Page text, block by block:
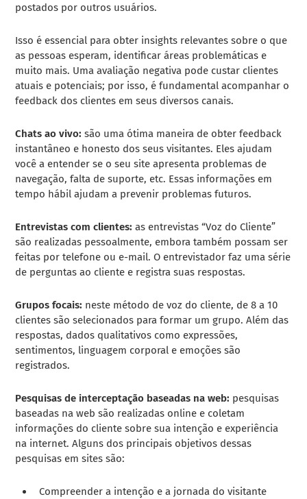
postados por outros usuários.
Isso é essencial para obter insights relevantes sobre o que
as pessoas esperam, identificar áreas problemáticas e
muito mais. Uma avaliação negativa pode custar clientes
atuais e potenciais; por isso, é fundamental acompanhar o
feedback dos clientes em seus diversos canais.
Chats ao vivo: são uma ótima maneira de obter feedback
instantâneo e honesto dos seus visitantes. Eles ajudam
você a entender se o seu site apresenta problemas de
navegação, falta de suporte, etc. Essas informações em
tempo hábil ajudam a prevenir problemas futuros.
Entrevistas com clientes: as entrevistas “Voz do Cliente”
são realizadas pessoalmente, embora também possam ser
feitas por telefone ou e-mail. O entrevistador faz uma série
de perguntas ao cliente e registra suas respostas.
Grupos focais: neste método de voz do cliente, de 8 a 10
clientes são selecionados para formar um grupo. Além das
respostas, dados qualitativos como expressões,
sentimentos, linguagem corporal e emoções são
registrados.
Pesquisas de interceptação baseadas na web: pesquisas
baseadas na web são realizadas online e coletam
informações do cliente sobre sua intenção e experiência
na internet. Alguns dos principais objetivos dessas
pesquisas em sites são:
Compreender a intenção e a jornada do visitante